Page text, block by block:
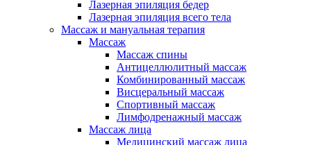
Лазерная эпиляция бедер
Лазерная эпиляция всего тела
Массаж и мануальная терапия
Массаж
Массаж спины
Антицеллюлитный массаж
Комбинированный массаж
Висцеральный массаж
Спортивный массаж
Лимфодренажный массаж
Массаж лица
Медицинский массаж лица